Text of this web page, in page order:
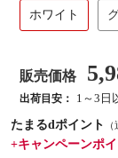
ホワイト
販売価格
出荷目安：
1～3日
たまるdポイント
+キャンペーンポ